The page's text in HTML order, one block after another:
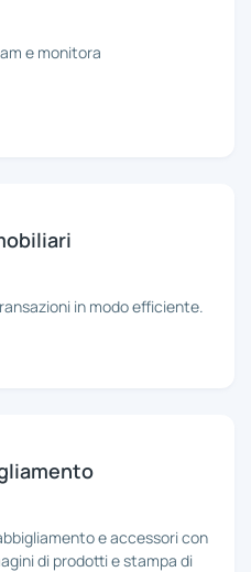
e monitora
in modo efficiente.
e accessori con
di prodotti e stampa di